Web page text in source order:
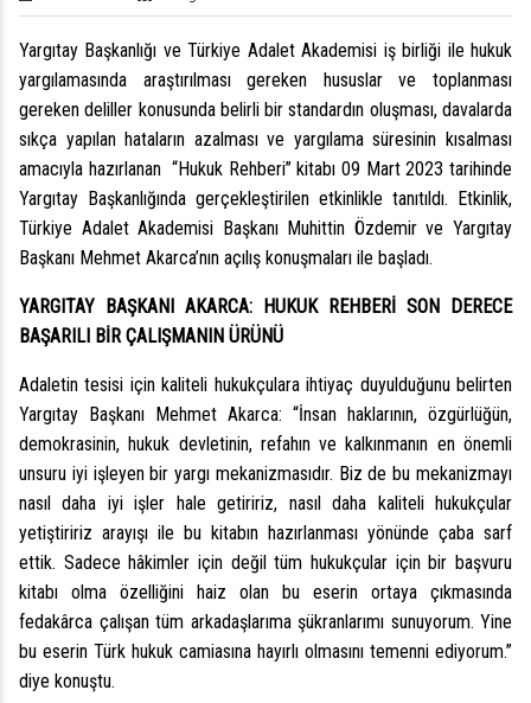
Yargıtay Başkanlığı ve Türkiye Adalet Akademisi iş birliği ile hukuk
yargılamasında araştırılması gereken hususlar ve toplanması
gereken deliller konusunda belirli bir standardın oluşması, davalarda
sıkça yapılan hataların azalması ve yargılama süresinin kısalması
amacıyla hazırlanan “Hukuk Rehberi” kitabı 09 Mart 2023 tarihinde
Yargıtay Başkanlığında gerçekleştirilen etkinlikle tanıtıldı. Etkinlik,
Türkiye Adalet Akademisi Başkanı Muhittin Özdemir ve Yargıtay
Başkanı Mehmet Akarca’nın açılış konuşmaları ile başladı.
YARGITAY BAŞKANI AKARCA: HUKUK REHBERİ SON DERECE
BAŞARILI BİR ÇALIŞMANIN ÜRÜNÜ
Adaletin tesisi için kaliteli hukukçulara ihtiyaç duyulduğunu belirten
Yargıtay Başkanı Mehmet Akarca: “İnsan haklarının, özgürlüğün,
demokrasinin, hukuk devletinin, refahın ve kalkınmanın en önemli
unsuru iyi işleyen bir yargı mekanizmasıdır. Biz de bu mekanizmayı
nasıl daha iyi işler hale getiririz, nasıl daha kaliteli hukukçular
yetiştiririz arayışı ile bu kitabın hazırlanması yönünde çaba sarf
ettik. Sadece hâkimler için değil tüm hukukçular için bir başvuru
kitabı olma özelliğini haiz olan bu eserin ortaya çıkmasında
fedakârca çalışan tüm arkadaşlarıma şükranlarımı sunuyorum. Yine
bu eserin Türk hukuk camiasına hayırlı olmasını temenni ediyorum.”
diye konuştu.